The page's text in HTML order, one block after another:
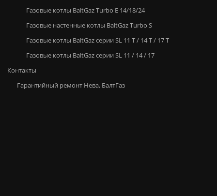
Газовые котлы BaltGaz Turbo E 14/18/24
Газовые настенные котлы BaltGaz Turbo S
Газовые котлы BaltGaz серии SL 11 T / 14 T / 17 T
Газовые котлы BaltGaz серии SL 11 / 14 / 17
Контакты
Гарантийный ремонт Нева, БалтГаз